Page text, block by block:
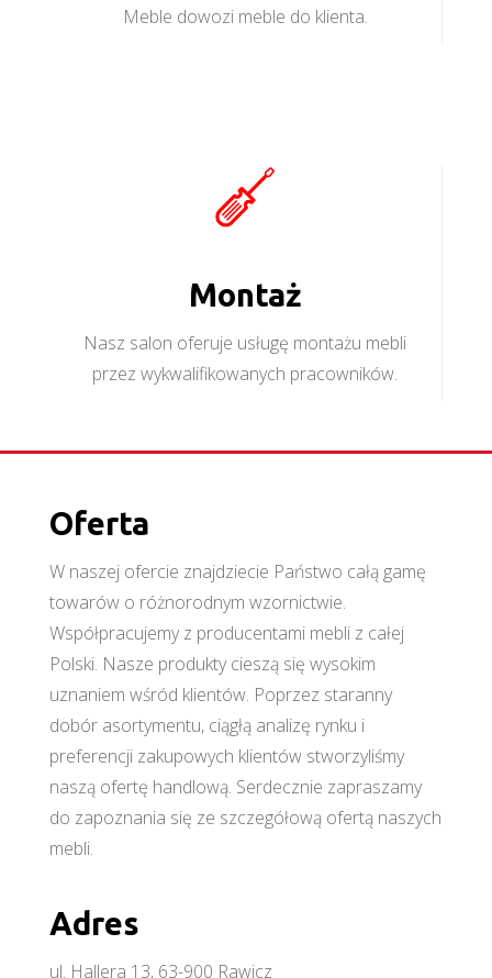
Meble dowozi meble do klienta.
Montaż
Nasz salon oferuje usługę montażu mebli
przez wykwalifikowanych pracowników.
Oferta
W naszej ofercie znajdziecie Państwo całą gamę
towarów o różnorodnym wzornictwie.
Współpracujemy z producentami mebli z całej
Polski. Nasze produkty cieszą się wysokim
uznaniem wśród klientów. Poprzez staranny
dobór asortymentu, ciągłą analizę rynku i
preferencji zakupowych klientów stworzyliśmy
naszą ofertę handlową. Serdecznie zapraszamy
do zapoznania się ze szczegółową ofertą naszych
mebli.
Adres
ul. Hallera 13, 63-900 Rawicz